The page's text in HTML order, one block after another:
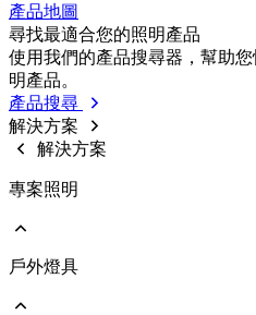
Ceramic
前往 紅外線LED
IR LED
Photodetectors
IR Laser
ToF
Datalink
Optical Sensors
產品地圖
尋找最適合您的照明產品
使用我們的產品搜尋器，幫助
明產品。
產品搜尋
解決方案
解決方案
專案照明
前往 專案照明
戶外燈具